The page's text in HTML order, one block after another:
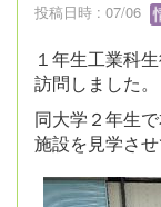
投稿日時 : 07/06
１年生工業科
訪問しました。
同大学２年生
施設を見学させ